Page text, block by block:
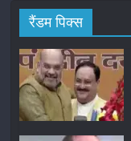
रैंडम पिक्स